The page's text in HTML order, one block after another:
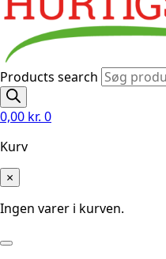
Products search
0,00 kr. 0
Kurv
×
Ingen varer i kurven.